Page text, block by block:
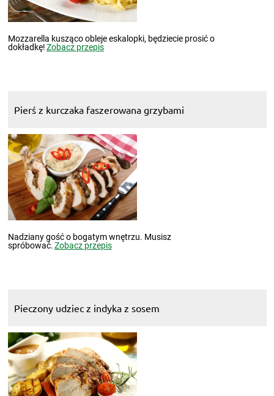
Mozzarella kusząco obleje eskalopki, będziecie prosić o
dokładkę!Zobacz przepis
Pierś z kurczaka faszerowana grzybami
Nadziany gość o bogatym wnętrzu. Musisz
spróbować.Zobacz przepis
Pieczony udziec z indyka z sosem